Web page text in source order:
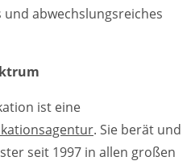
abwechslungsreiches
ist eine
. Sie berät und
seit 1997 in allen großen